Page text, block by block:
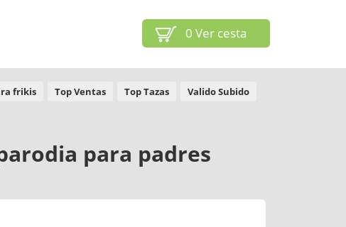
0 Ver cesta
frikis Top Ventas Top Tazas
Valido Subido
para padres